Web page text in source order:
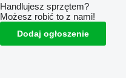
Handlujesz sprzętem?
Możesz robić to z nami!
Dodaj ogłoszenie